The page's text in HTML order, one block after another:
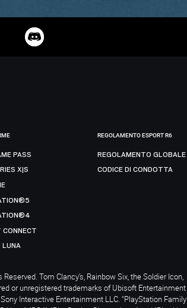
PASS
X|S
CONNECT
LUNA
REGOLAMENTO ESPORT R6
REGOLAMENTO GLOBALE
CODICE DI CONDOTTA
Tom Clancy’s, Rainbow Six, the Soldier Icon,
or unregistered trademarks of Ubisoft Entertainment
Interactive Entertainment LLC. "PlayStation Family